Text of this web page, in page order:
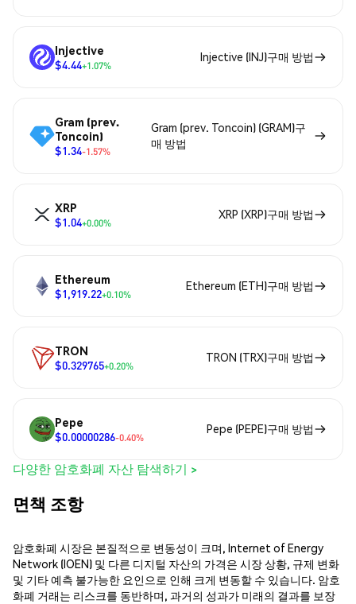
Injective
$4.44+1.07%
Injective (INJ)구매 방법
Gram (prev.
Toncoin)
$1.34-1.57%
Gram (prev. Toncoin) (GRAM)구
매 방법
XRP
$1.04+0.00%
XRP (XRP)구매 방법
Ethereum
$1,919.22+0.10%
Ethereum (ETH)구매 방법
TRON
$0.329765+0.20%
TRON (TRX)구매 방법
Pepe
$0.00000286-0.40%
Pepe (PEPE)구매 방법
다양한 암호화폐 자산 탐색하기 >
면책 조항
암호화폐 시장은 본질적으로 변동성이 크며, Internet of Energy
Network (IOEN) 및 다른 디지털 자산의 가격은 시장 상황, 규제 변화
및 기타 예측 불가능한 요인으로 인해 크게 변동할 수 있습니다. 암호
화폐 거래는 리스크를 동반하며, 과거의 성과가 미래의 결과를 보장